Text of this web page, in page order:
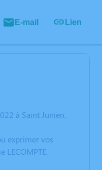
E-mail Lien
à Saint Junien.
exprimer vos